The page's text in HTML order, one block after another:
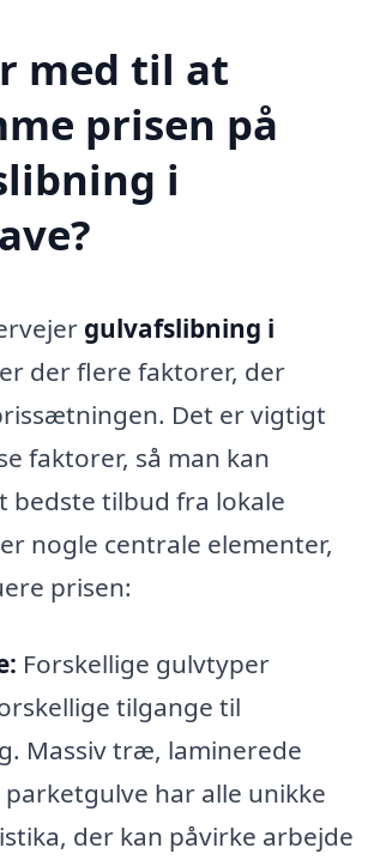
med til at
prisen på
i
gulvafslibning i
der flere faktorer, der
Det er vigtigt
faktorer, så man kan
bedste tilbud fra lokale
nogle centrale elementer,
prisen:
Forskellige gulvtyper
tilgange til
Massiv træ, laminerede
har alle unikke
der kan påvirke arbejde